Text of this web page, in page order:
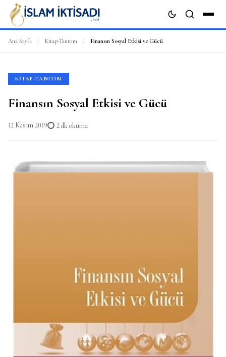
Ana Sayfa / Kitap-Tanıtım / Finansın Sosyal Etkisi ve Gücü
KITAP-TANITIM
Finansın Sosyal Etkisi ve Gücü
12 Kasım 2019 2 dk okuma